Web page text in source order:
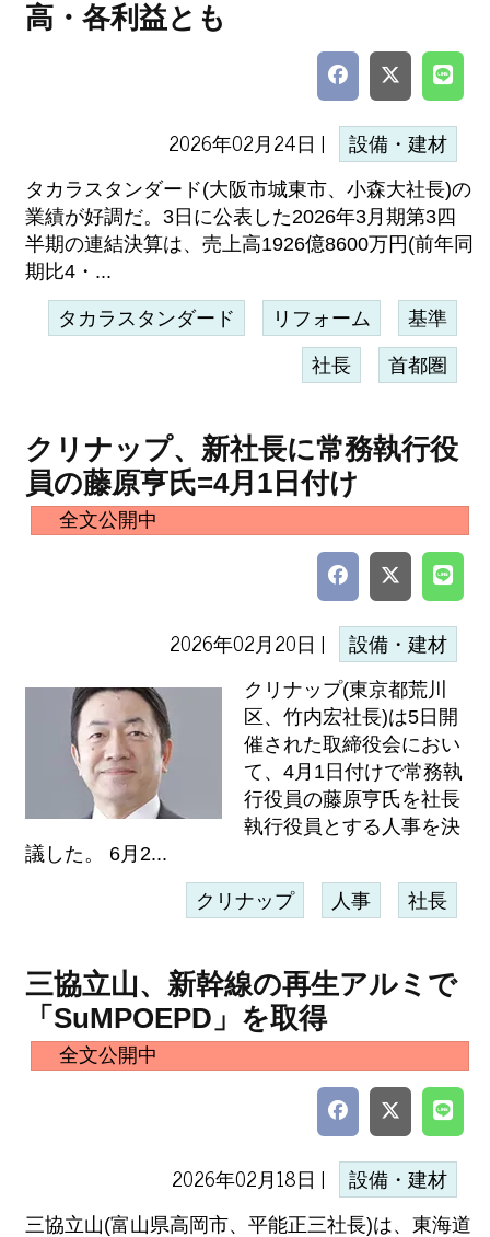
高・各利益とも
2026年02月24日 | 設備・建材
タカラスタンダード(大阪市城東市、小森大社長)の
業績が好調だ。3日に公表した2026年3月期第3四
半期の連結決算は、売上高1926億8600万円(前年同
期比4・...
タカラスタンダード リフォーム 基準
社長 首都圏
クリナップ、新社長に常務執行役
員の藤原亨氏=4月1日付け
全文公開中
2026年02月20日 | 設備・建材
クリナップ(東京都荒川
区、竹内宏社長)は5日開
催された取締役会におい
て、4月1日付けで常務執
行役員の藤原亨氏を社長
執行役員とする人事を決
議した。 6月2...
クリナップ 人事 社長
三協立山、新幹線の再生アルミで
「SuMPOEPD」を取得
全文公開中
2026年02月18日 | 設備・建材
三協立山(富山県高岡市、平能正三社長)は、東海道